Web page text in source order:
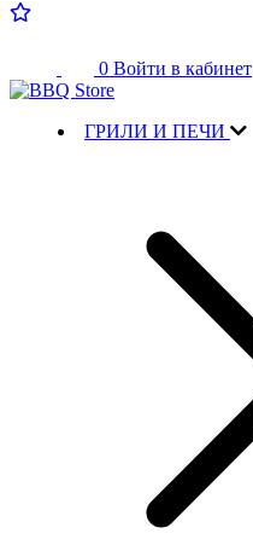
0 Войти в кабинет
ГРИЛИ И ПЕЧИ